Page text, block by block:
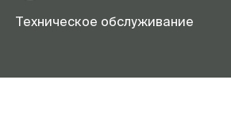
Техническое обслуживание